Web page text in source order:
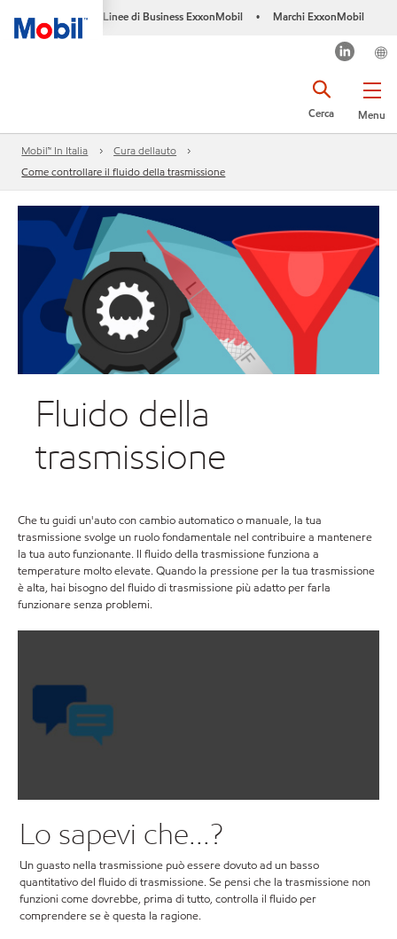
Linee di Business ExxonMobil • Marchi ExxonMobil
Menu
Cerca
Mobil™ In Italia
Cura dellauto
Come controllare il fluido della trasmissione
Fluido della
trasmissione
Che tu guidi un'auto con cambio automatico o manuale, la tua
trasmissione svolge un ruolo fondamentale nel contribuire a mantenere
la tua auto funzionante. Il fluido della trasmissione funziona a
temperature molto elevate. Quando la pressione per la tua trasmissione
è alta, hai bisogno del fluido di trasmissione più adatto per farla
funzionare senza problemi.
Lo sapevi che...?
Un guasto nella trasmissione può essere dovuto ad un basso
quantitativo del fluido di trasmissione. Se pensi che la trasmissione non
funzioni come dovrebbe, prima di tutto, controlla il fluido per
comprendere se è questa la ragione.